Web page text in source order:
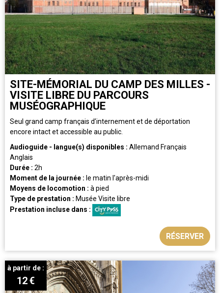
SITE-MÉMORIAL DU CAMP DES MILLES -
VISITE LIBRE DU PARCOURS
MUSÉOGRAPHIQUE
Seul grand camp français d’internement et de déportation
encore intact et accessible au public.
Audioguide - langue(s) disponibles : Allemand Français
Anglais
Durée : 2h
Moment de la journée : le matin l'après-midi
Moyens de locomotion : à pied
Type de prestation : Musée Visite libre
Prestation incluse dans :
RÉSERVER
à partir de :
12€